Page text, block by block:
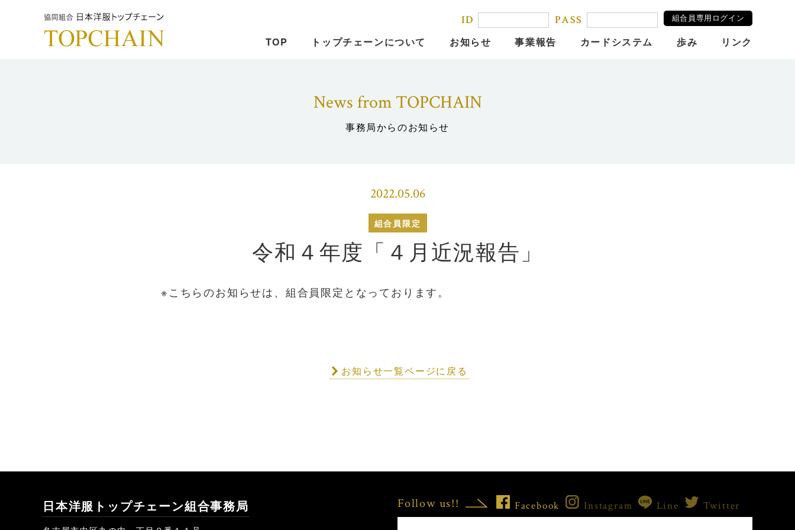
ID PASS 組合員専用ログイン
TOP トップチェーンについて お知らせ 事業報告 カードシステム 歩み リンク
News from TOPCHAIN
事務局からのお知らせ
2022.05.06
組合員限定
令和４年度「４月近況報告」
※こちらのお知らせは、組合員限定となっております。
お知らせ一覧ページに戻る
Follow us!! Facebook Instagram Line Twitter
日本洋服トップチェーン組合事務局